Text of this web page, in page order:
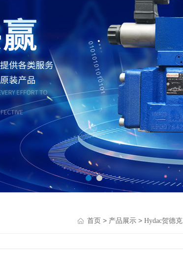
首页 > 产品展示 > Hydac贺德克